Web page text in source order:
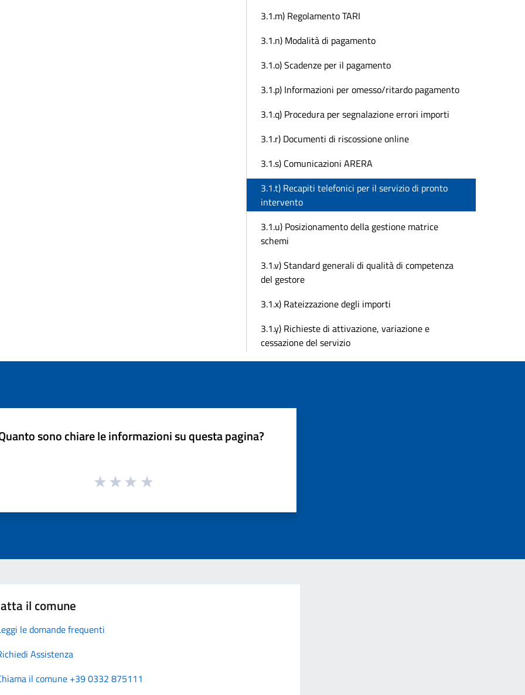
3.1.m) Regolamento TARI
3.1.n) Modalità di pagamento
3.1.o) Scadenze per il pagamento
3.1.p) Informazioni per omesso/ritardo pagamento
3.1.q) Procedura per segnalazione errori importi
3.1.r) Documenti di riscossione online
3.1.s) Comunicazioni ARERA
3.1.t) Recapiti telefonici per il servizio di pronto
intervento
3.1.u) Posizionamento della gestione matrice
schemi
3.1.v) Standard generali di qualità di competenza
del gestore
3.1.x) Rateizzazione degli importi
3.1.y) Richieste di attivazione, variazione e
cessazione del servizio
sono chiare le informazioni su questa pagina?
il comune
le domande frequenti
Assistenza
il comune +39 0332 875111